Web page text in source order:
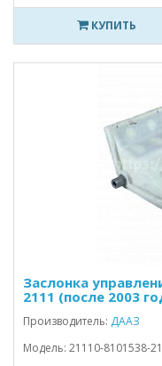
КУПИТЬ
Заслонка
2111 (после 2003
Производитель: ДААЗ
Модель: 21110-8101538-21